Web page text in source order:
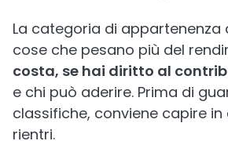
La categoria di appartenenza
cose che pesano più del
costa, se hai diritto al
e chi può aderire. Prima di
classifiche, conviene capire
rientri.